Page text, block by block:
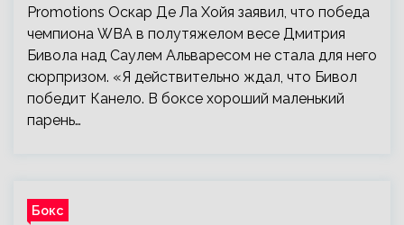
Promotions Оскар Де Ла Хойя заявил, что победа
чемпиона WBA в полутяжелом весе Дмитрия
Бивола над Саулем Альваресом не стала для него
сюрпризом. «Я действительно ждал, что Бивол
победит Канело. В боксе хороший маленький
парень…
Бокс